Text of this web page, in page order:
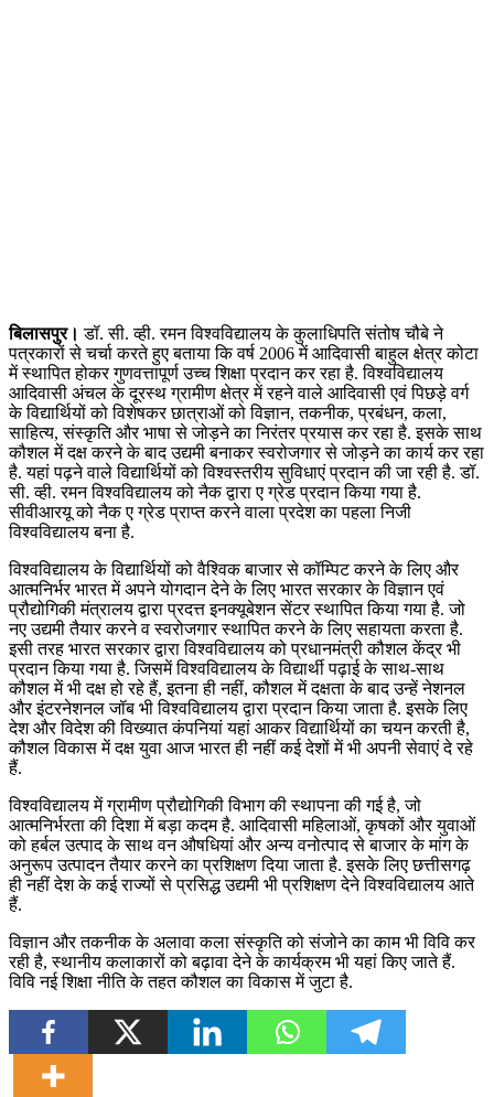
बिलासपुर। डॉ. सी. व्ही. रमन विश्वविद्यालय के कुलाधिपति संतोष चौबे ने
पत्रकारों से चर्चा करते हुए बताया कि वर्ष 2006 में आदिवासी बाहुल क्षेत्र कोटा
में स्थापित होकर गुणवत्तापूर्ण उच्च शिक्षा प्रदान कर रहा है. विश्वविद्यालय
आदिवासी अंचल के दूरस्थ ग्रामीण क्षेत्र में रहने वाले आदिवासी एवं पिछड़े वर्ग
के विद्यार्थियों को विशेषकर छात्राओं को विज्ञान, तकनीक, प्रबंधन, कला,
साहित्य, संस्कृति और भाषा से जोड़ने का निरंतर प्रयास कर रहा है. इसके साथ
कौशल में दक्ष करने के बाद उद्यमी बनाकर स्वरोजगार से जोड़ने का कार्य कर रहा
है. यहां पढ़ने वाले विद्यार्थियों को विश्वस्तरीय सुविधाएं प्रदान की जा रही है. डॉ.
सी. व्ही. रमन विश्वविद्यालय को नैक द्वारा ए ग्रेड प्रदान किया गया है.
सीवीआरयू को नैक ए ग्रेड प्राप्त करने वाला प्रदेश का पहला निजी
विश्वविद्यालय बना है.
विश्वविद्यालय के विद्यार्थियों को वैश्विक बाजार से कॉम्पिट करने के लिए और
आत्मनिर्भर भारत में अपने योगदान देने के लिए भारत सरकार के विज्ञान एवं
प्रौद्योगिकी मंत्रालय द्वारा प्रदत्त इनक्यूबेशन सेंटर स्थापित किया गया है. जो
नए उद्यमी तैयार करने व स्वरोजगार स्थापित करने के लिए सहायता करता है.
इसी तरह भारत सरकार द्वारा विश्वविद्यालय को प्रधानमंत्री कौशल केंद्र भी
प्रदान किया गया है. जिसमें विश्वविद्यालय के विद्यार्थी पढ़ाई के साथ-साथ
कौशल में भी दक्ष हो रहे हैं, इतना ही नहीं, कौशल में दक्षता के बाद उन्हें नेशनल
और इंटरनेशनल जॉब भी विश्वविद्यालय द्वारा प्रदान किया जाता है. इसके लिए
देश और विदेश की विख्यात कंपनियां यहां आकर विद्यार्थियों का चयन करती है,
कौशल विकास में दक्ष युवा आज भारत ही नहीं कई देशों में भी अपनी सेवाएं दे रहे
हैं.
विश्वविद्यालय में ग्रामीण प्रौद्योगिकी विभाग की स्थापना की गई है, जो
आत्मनिर्भरता की दिशा में बड़ा कदम है. आदिवासी महिलाओं, कृषकों और युवाओं
को हर्बल उत्पाद के साथ वन औषधियां और अन्य वनोत्पाद से बाजार के मांग के
अनुरूप उत्पादन तैयार करने का प्रशिक्षण दिया जाता है. इसके लिए छत्तीसगढ़
ही नहीं देश के कई राज्यों से प्रसिद्ध उद्यमी भी प्रशिक्षण देने विश्वविद्यालय आते
हैं.
विज्ञान और तकनीक के अलावा कला संस्कृति को संजोने का काम भी विवि कर
रही है, स्थानीय कलाकारों को बढ़ावा देने के कार्यक्रम भी यहां किए जाते हैं.
विवि नई शिक्षा नीति के तहत कौशल का विकास में जुटा है.